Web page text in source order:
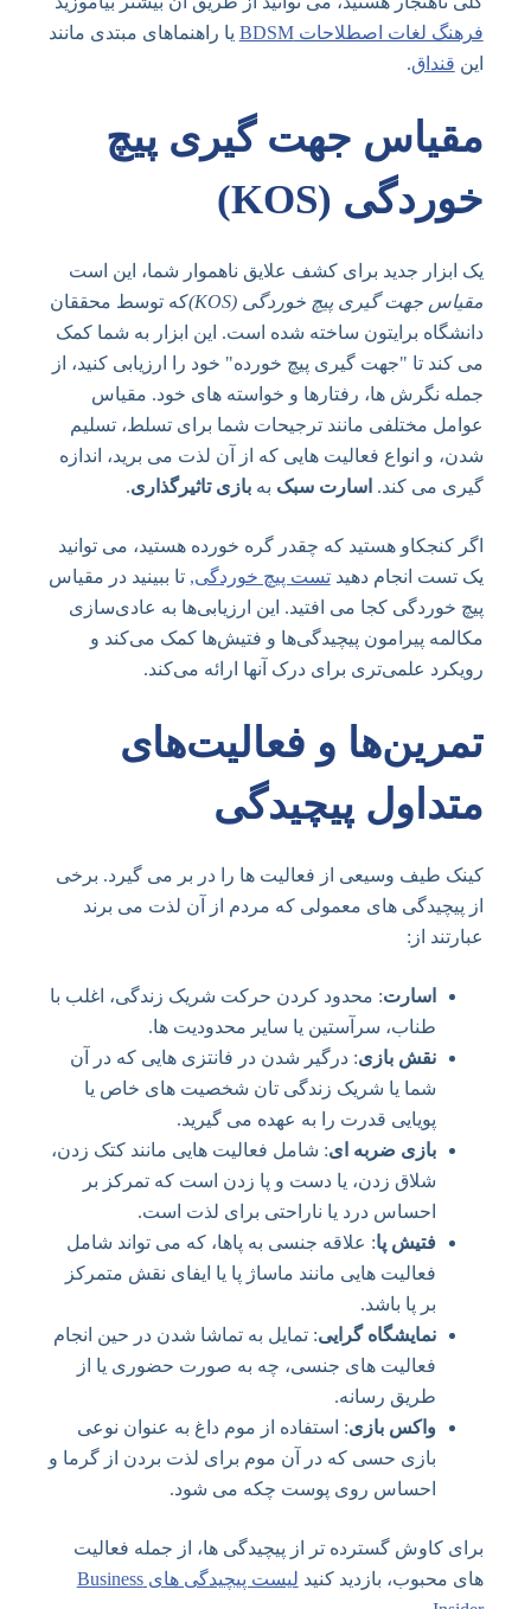
فرهنگ لغات اصطلاحات BDSM
یا راهنماهای مبتدی مانند
این قنداق.
مقیاس جهت گیری پیچ
خوردگی (KOS)
یک ابزار جدید برای کشف علایق ناهموار شما، این است
مقیاس جهت گیری پیچ خوردگی (KOS)
که توسط محققان
دانشگاه برایتون ساخته شده است. این ابزار به شما کمک
می کند تا "جهت گیری پیچ خورده" خود را ارزیابی کنید، از
جمله نگرش ها، رفتارها و خواسته های خود. مقیاس
عوامل مختلفی مانند ترجیحات شما برای تسلط، تسلیم
شدن، و انواع فعالیت هایی که از آن لذت می برید، اندازه
گیری می کند. اسارت سبک بهبازی تاثیرگذاری.
اگر کنجکاو هستید که چقدر گره خورده هستید، می توانید
یک تست انجام دهیدتست پیچ خوردگی, تا ببینید در مقیاس
پیچ خوردگی کجا می افتید. این ارزیابی‌ها به عادی‌سازی
مکالمه پیرامون پیچیدگی‌ها و فتیش‌ها کمک می‌کند و
رویکرد علمی‌تری برای درک آنها ارائه می‌کند.
تمرین‌ها و فعالیت‌های
متداول پیچیدگی
کینک طیف وسیعی از فعالیت ها را در بر می گیرد. برخی
از پیچیدگی های معمولی که مردم از آن لذت می برند
عبارتند از:
اسارت: محدود کردن حرکت شریک زندگی، اغلب با
طناب، سرآستین یا سایر محدودیت ها.
نقش بازی: درگیر شدن در فانتزی هایی که در آن
شما یا شریک زندگی تان شخصیت های خاص یا
پویایی قدرت را به عهده می گیرید.
بازی ضربه ای: شامل فعالیت هایی مانند کتک زدن،
شلاق زدن، یا دست و پا زدن است که تمرکز بر
احساس درد یا ناراحتی برای لذت است.
فتیش پا: علاقه جنسی به پاها، که می تواند شامل
فعالیت هایی مانند ماساژ پا یا ایفای نقش متمرکز
بر پا باشد.
نمایشگاه گرایی: تمایل به تماشا شدن در حین انجام
فعالیت های جنسی، چه به صورت حضوری یا از
طریق رسانه.
واکس بازی: استفاده از موم داغ به عنوان نوعی
بازی حسی که در آن موم برای لذت بردن از گرما و
احساس روی پوست چکه می شود.
برای کاوش گسترده تر از پیچیدگی ها، از جمله فعالیت
های محبوب، بازدید کنید
لیست پیچیدگی های Business